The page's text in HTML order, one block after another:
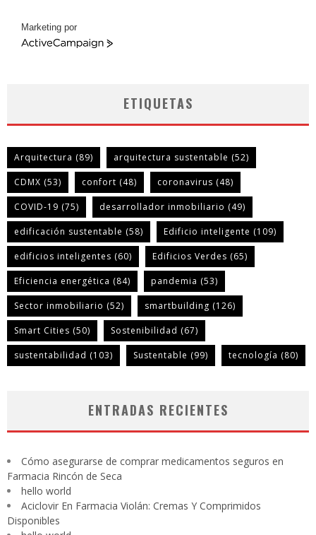
Marketing por
ActiveCampaign
ETIQUETAS
Arquitectura (89) arquitectura sustentable (52)
CDMX (53) confort (48) coronavirus (48)
COVID-19 (75) desarrollador inmobiliario (49)
edificación sustentable (58) Edificio inteligente (109)
edificios inteligentes (60) Edificios Verdes (65)
Eficiencia energética (84) pandemia (53)
Sector inmobiliario (52) smartbuilding (126)
Smart Cities (50) Sostenibilidad (67)
sustentabilidad (103) Sustentable (99) tecnología (80)
ENTRADAS RECIENTES
Cómo asegurarse de comprar medicamentos seguros en
Farmacia Rincón de Seca
hello world
Aciclovir En Farmacia Violán: Cremas Y Comprimidos
Disponibles